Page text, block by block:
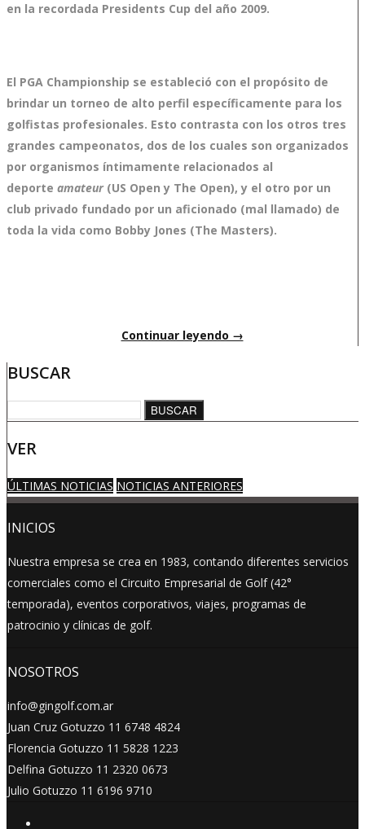
en la recordada Presidents Cup del año 2009.
El PGA Championship se estableció con el propósito de
brindar un torneo de alto perfil específicamente para los
golfistas profesionales. Esto contrasta con los otros tres
grandes campeonatos, dos de los cuales son organizados
por organismos íntimamente relacionados al
deporte amateur(US Open y The Open), y el otro por un
club privado fundado por un aficionado (mal llamado) de
toda la vida como Bobby Jones (The Masters).
Continuar leyendo →
BUSCAR
BUSCAR
VER
ÚLTIMAS NOTICIAS NOTICIAS ANTERIORES
INICIOS
Nuestra empresa se crea en 1983, contando diferentes servicios
comerciales como el Circuito Empresarial de Golf (42°
temporada), eventos corporativos, viajes, programas de
patrocinio y clínicas de golf.
NOSOTROS
info@gingolf.com.ar
Juan Cruz Gotuzzo 11 6748 4824
Florencia Gotuzzo 11 5828 1223
Delfina Gotuzzo 11 2320 0673
Julio Gotuzzo 11 6196 9710